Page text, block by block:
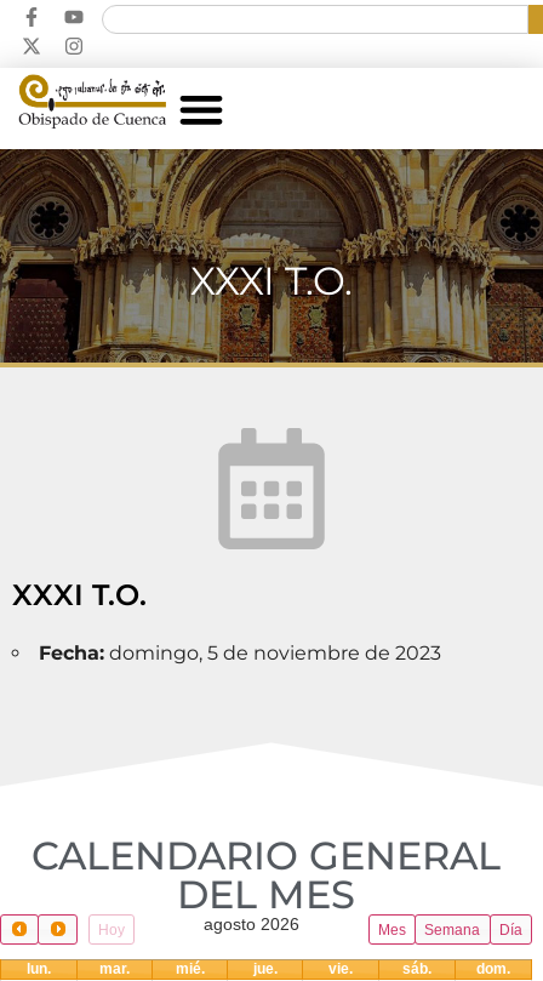
XXXI T.O.
XXXI T.O.
Fecha: domingo, 5 de noviembre de 2023
CALENDARIO GENERAL
DEL MES​
Hoy Mes Semana Día
agosto 2026
lun. mar. mié. jue. vie. sáb.
dom.